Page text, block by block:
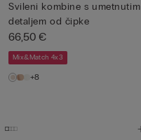
Svileni kombine s umetnutim
detaljem od čipke
66,50 €
Mix&Match 4x3
+8